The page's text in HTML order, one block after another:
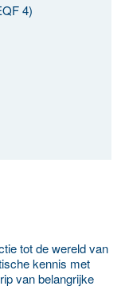
4)
tot de wereld van
kennis met
van belangrijke